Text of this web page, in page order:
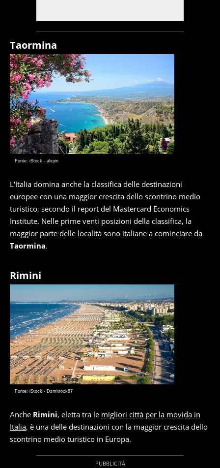
Taormina
Fonte: iStock - alxpin
L'Italia domina anche la classifica delle destinazioni
europee con una maggior crescita dello scontrino medio
turistico, secondo il report del Mastercard Economics
Institute. Nelle prime venti posizioni della classifica, la
maggior parte delle località sono italiane a cominciare da
Taormina.
Rimini
Fonte: iStock - Dzmitrock87
Anche Rimini, eletta tra le migliori città per la movida in
Italia, è una delle destinazioni con la maggior crescita dello
scontrino medio turistico in Europa.